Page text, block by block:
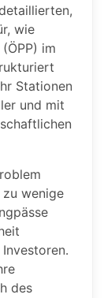
wie
im
Stationen
und mit
wenige
des